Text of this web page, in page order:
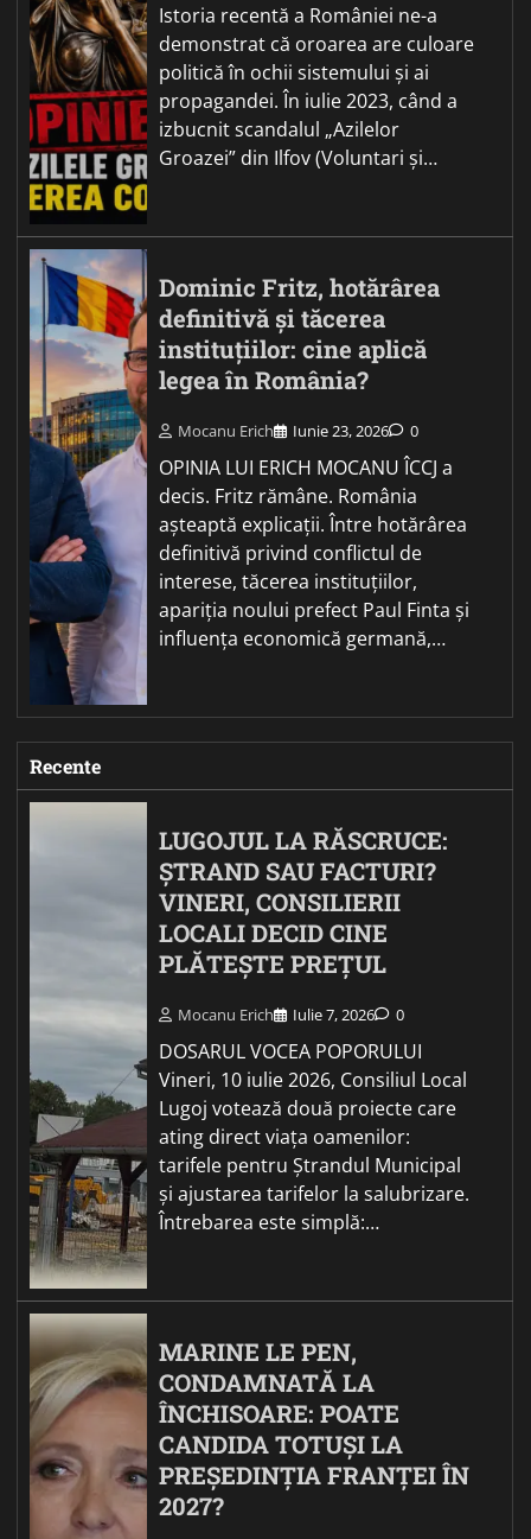
Istoria recentă a României ne-a
demonstrat că oroarea are culoare
politică în ochii sistemului și ai
propagandei. În iulie 2023, când a
izbucnit scandalul „Azilelor
Groazei” din Ilfov (Voluntari și…
Dominic Fritz, hotărârea
definitivă și tăcerea
instituțiilor: cine aplică
legea în România?
Mocanu Erich Iunie 23, 2026 0
OPINIA LUI ERICH MOCANU ÎCCJ a
decis. Fritz rămâne. România
așteaptă explicații. Între hotărârea
definitivă privind conflictul de
interese, tăcerea instituțiilor,
apariția noului prefect Paul Finta și
influența economică germană,…
Recente
LUGOJUL LA RĂSCRUCE:
ȘTRAND SAU FACTURI?
VINERI, CONSILIERII
LOCALI DECID CINE
PLĂTEȘTE PREȚUL
Mocanu Erich Iulie 7, 2026 0
DOSARUL VOCEA POPORULUI
Vineri, 10 iulie 2026, Consiliul Local
Lugoj votează două proiecte care
ating direct viața oamenilor:
tarifele pentru Ștrandul Municipal
și ajustarea tarifelor la salubrizare.
Întrebarea este simplă:…
MARINE LE PEN,
CONDAMNATĂ LA
ÎNCHISOARE: POATE
CANDIDA TOTUȘI LA
PREȘEDINȚIA FRANȚEI ÎN
2027?